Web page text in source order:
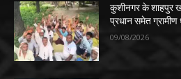
कुशीनगर के शाहपुर
प्रधान समेत
09/08/2026